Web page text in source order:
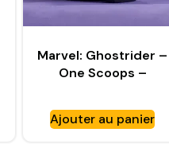
Marvel: Ghostrider –
One Scoops –
Ajouter au panier